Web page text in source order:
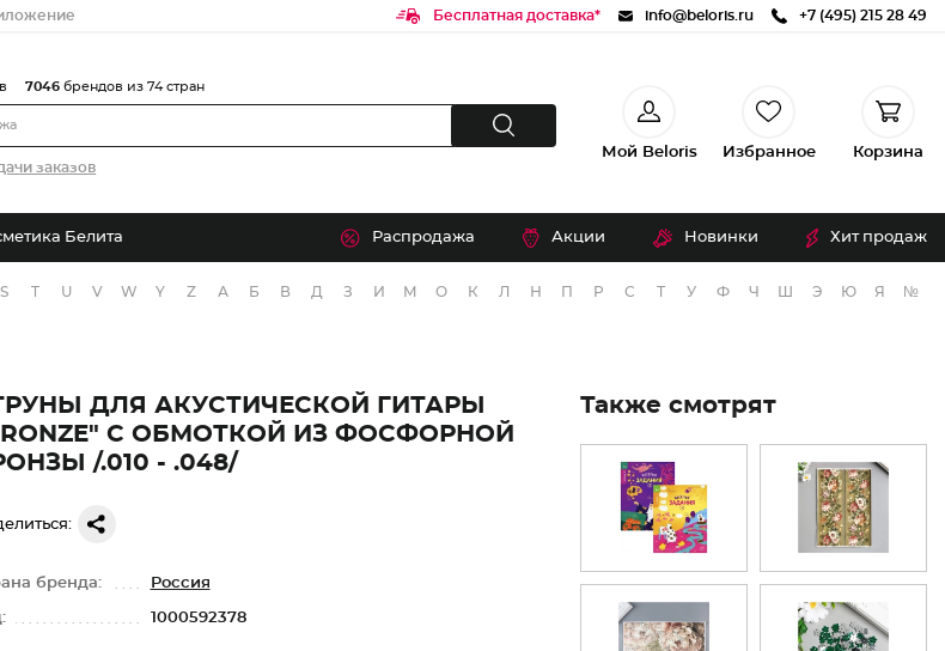
Бесплатная доставка* info@beloris.ru +7 (495) 215 28 49
заказов
7046 брендов из 74 стран
Мой Beloris Избранное Корзина
Белита Распродажа Акции Новинки Хит продаж
S T U V W Y Z А Б В Д З И М О К Л Н П Р С Т У Ф Ч Э Ю Я №
ДЛЯ АКУСТИЧЕСКОЙ ГИТАРЫ
С ОБМОТКОЙ ИЗ ФОСФОРНОЙ
/.010 - .048/
бренда: Россия
1000592378
Также смотрят